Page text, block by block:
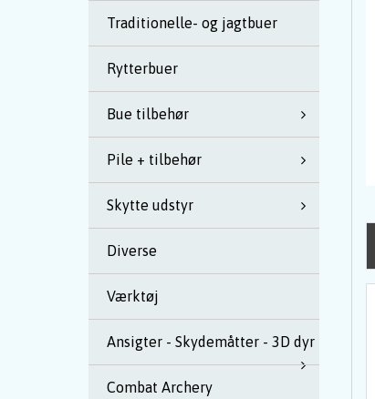
Traditionelle- og jagtbuer
Rytterbuer
Bue tilbehør
Pile + tilbehør
Skytte udstyr
Diverse
Værktøj
Ansigter - Skydemåtter - 3D dyr
Combat Archery